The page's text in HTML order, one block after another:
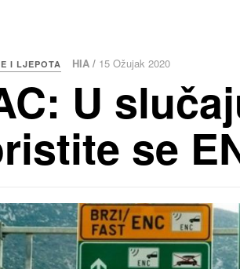
I LJEPOTA HIA / 15 Ožujak 2020
U
se